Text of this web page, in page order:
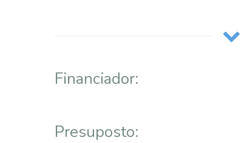
Financiador:
Presuposto: